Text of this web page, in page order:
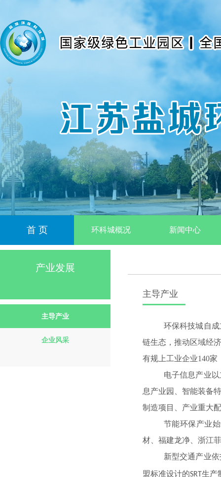
首 页 环科城概况 新闻中心
产业发展
主导产业
企业风采
主导产业
环保科技城自
链生态，推动区域经
有规上工业企业140家
电子信息产业
息产业园、智能装备
制造项目、产业重大
节能环保产业
材、福建龙净、浙江
新型交通产业
盟标准设计的SRT 生产